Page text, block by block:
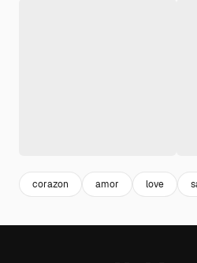
corazon amor love